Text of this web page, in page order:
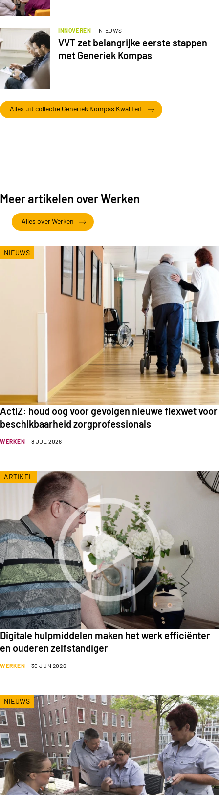
INNOVEREN NIEUWS
VVT zet belangrijke eerste stappen
met Generiek Kompas
Alles uit collectie Generiek Kompas Kwaliteit
Meer artikelen over Werken
Alles over Werken
WERKEN 8 JUL 2026
ActiZ: houd oog voor gevolgen nieuwe flexwet voor
beschikbaarheid zorgprofessionals
NIEUWS
WERKEN 30 JUN 2026
Digitale hulpmiddelen maken het werk efficiënter
en ouderen zelfstandiger
ARTIKEL
NIEUWS